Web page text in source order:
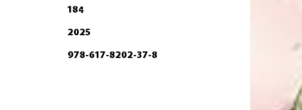
184
2025
978-617-8202-37-8